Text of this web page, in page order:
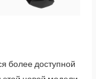
более доступной